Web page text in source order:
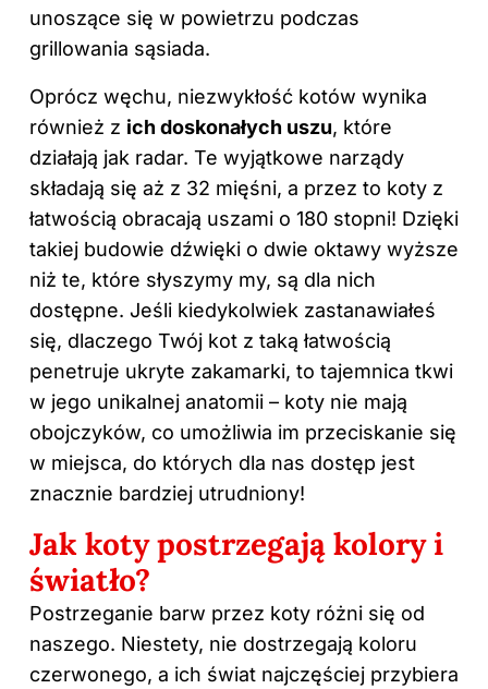
unoszące się w powietrzu podczas
grillowania sąsiada.
Oprócz węchu, niezwykłość kotów wynika
również z ich doskonałych uszu, które
działają jak radar. Te wyjątkowe narządy
składają się aż z 32 mięśni, a przez to koty z
łatwością obracają uszami o 180 stopni! Dzięki
takiej budowie dźwięki o dwie oktawy wyższe
niż te, które słyszymy my, są dla nich
dostępne. Jeśli kiedykolwiek zastanawiałeś
się, dlaczego Twój kot z taką łatwością
penetruje ukryte zakamarki, to tajemnica tkwi
w jego unikalnej anatomii – koty nie mają
obojczyków, co umożliwia im przeciskanie się
w miejsca, do których dla nas dostęp jest
znacznie bardziej utrudniony!
Jak koty postrzegają kolory i
światło?
Postrzeganie barw przez koty różni się od
naszego. Niestety, nie dostrzegają koloru
czerwonego, a ich świat najczęściej przybiera